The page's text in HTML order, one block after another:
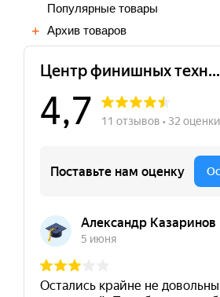
Популярные товары
Архив товаров